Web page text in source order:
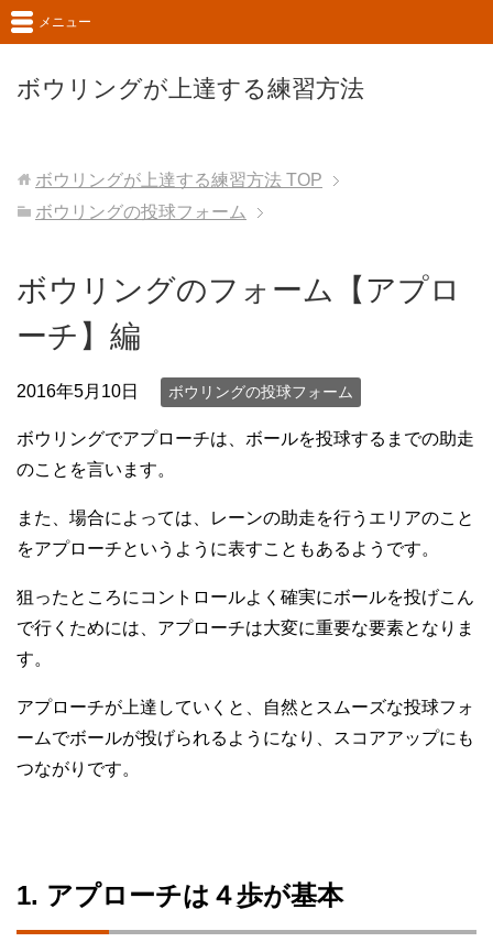
ボウリングが上達する練習方法
メニュー
ボウリングが上達する練習方法 TOP
ボウリングの投球フォーム
ボウリングのフォーム【アプロ
ーチ】編
2016年5月10日 ボウリングの投球フォーム
ボウリングでアプローチは、ボールを投球するまでの助走
のことを言います。
また、場合によっては、レーンの助走を行うエリアのこと
をアプローチというように表すこともあるようです。
狙ったところにコントロールよく確実にボールを投げこん
で行くためには、アプローチは大変に重要な要素となりま
す。
アプローチが上達していくと、自然とスムーズな投球フォ
ームでボールが投げられるようになり、スコアアップにも
つながりです。
1. アプローチは４歩が基本